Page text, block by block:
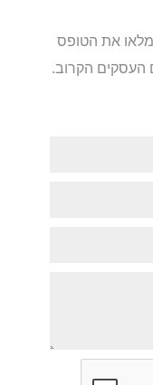
את הטופס
העסקים הקרוב.